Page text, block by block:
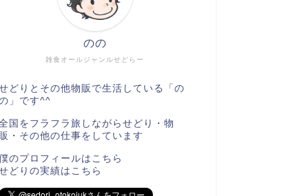
雑食オールジャンルせどらー
のの
どりとその他物販で生活している「の
」です^^
国をフラフラ旅しながらせどり・物
・その他の仕事をしています
のプロフィールはこちら
どりの実績は こちら